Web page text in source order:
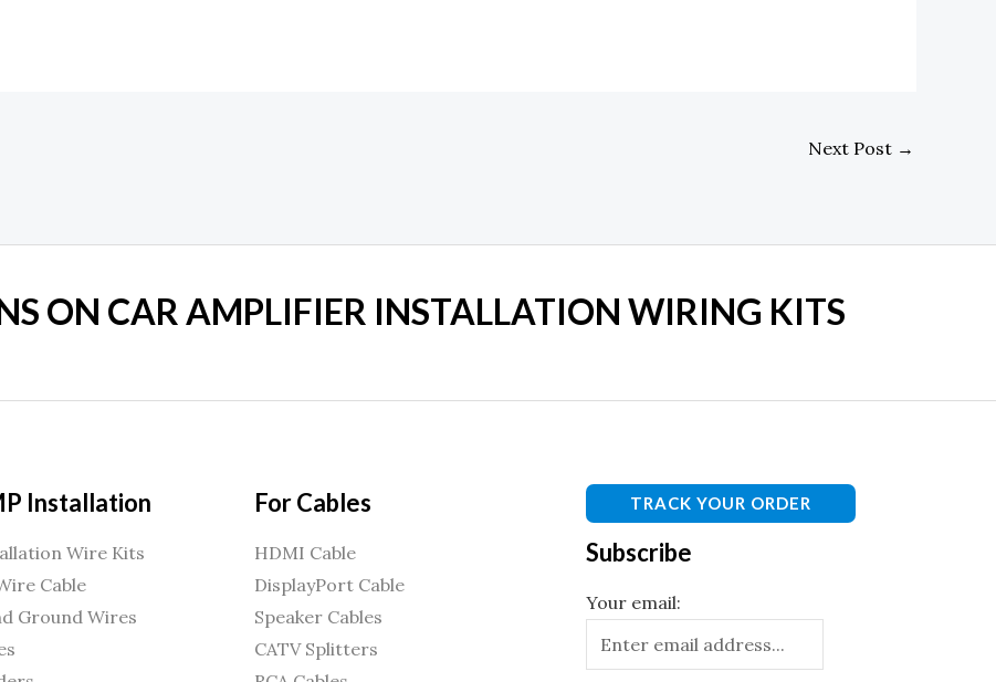
Next Post →
ON CAR AMPLIFIER INSTALLATION WIRING KITS
Installation
Wire Kits
Cable
Ground Wires
For Cables
HDMI Cable
DisplayPort Cable
Speaker Cables
CATV Splitters
TRACK YOUR ORDER
Subscribe
Your email: